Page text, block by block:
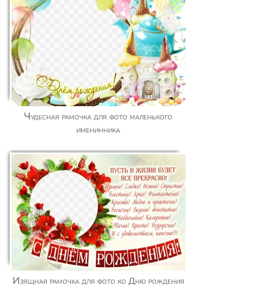
Чудесная рамочка для фото маленького
именинника
Изящная рамочка для фото ко Дню рождения